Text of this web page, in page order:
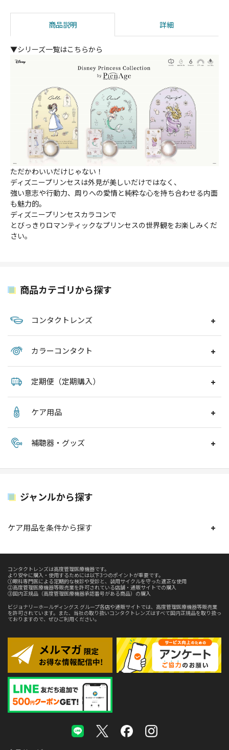
商品説明 詳細
▼シリーズ一覧はこちらから
ただかわいいだけじゃない！
ディズニープリンセスは外見が美しいだけではなく、
強い意志や行動力、周りへの愛情と純粋な心を持ち合わせる内面
も魅力的。
ディズニープリンセスカラコンで
とびっきりロマンティックなプリンセスの世界観をお楽しみくだ
さい。
商品カテゴリから探す
コンタクトレンズ
カラーコンタクト
定期便（定期購入）
ケア用品
補聴器・グッズ
ジャンルから探す
ケア用品を条件から探す
コンタクトレンズは高度管理医療機器です。
より安全に購入・使用するためには以下3つのポイントが重要です。
①眼科専門医による定期的な検診や受診と、装用サイクルを守った適正な使用
②高度管理医療機器等販売業を許可されている店舗・通販サイトでの購入
③国内正規品（高度管理医療機器承認番号がある商品）の購入
ビジョナリーホールディングス グループ各店や通販サイトでは、高度管理医療機器等販売業
を許可されています。また、当社の取り扱いコンタクトレンズはすべて国内正規品を取り扱っ
ておりますので、ぜひご利用ください。